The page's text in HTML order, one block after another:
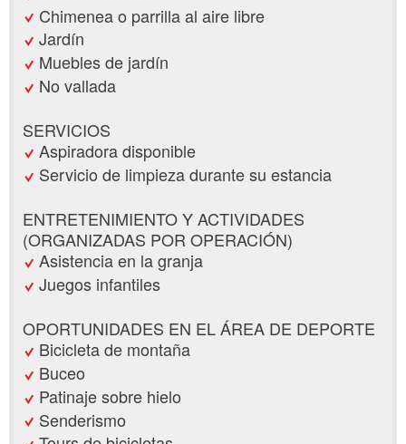
Chimenea o parrilla al aire libre
Jardín
Muebles de jardín
No vallada
SERVICIOS
Aspiradora disponible
Servicio de limpieza durante su estancia
ENTRETENIMIENTO Y ACTIVIDADES
(ORGANIZADAS POR OPERACIÓN)
Asistencia en la granja
Juegos infantiles
OPORTUNIDADES EN EL ÁREA DE DEPORTE
Bicicleta de montaña
Buceo
Patinaje sobre hielo
Senderismo